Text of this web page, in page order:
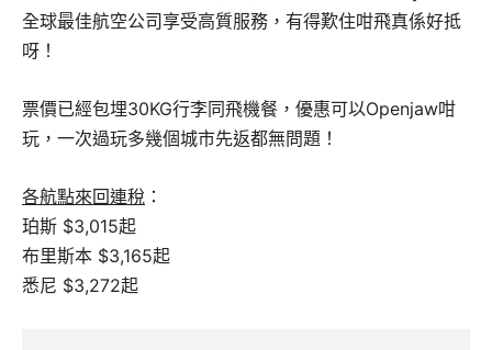
全球最佳航空公司享受高質服務，有得歎住咁飛真係好抵
呀！
票價已經包埋30KG行李同飛機餐，優惠可以Openjaw咁
玩，一次過玩多幾個城市先返都無問題！
各航點來回連稅 ：
珀斯 $3,015起
布里斯本 $3,165起
悉尼 $3,272起